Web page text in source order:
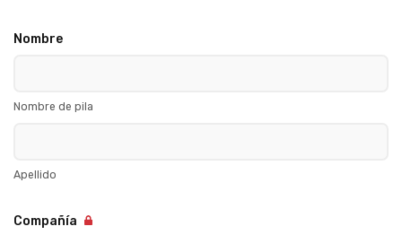
Nombre
Nombre de pila
Apellido
Compañía